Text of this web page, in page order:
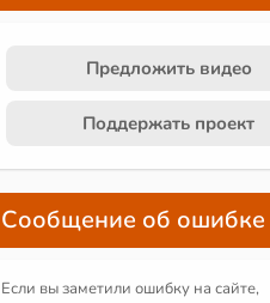
Предложить видео
Поддержать проект
Сообщение об ошибке
Если вы заметили ошибку на сайте,